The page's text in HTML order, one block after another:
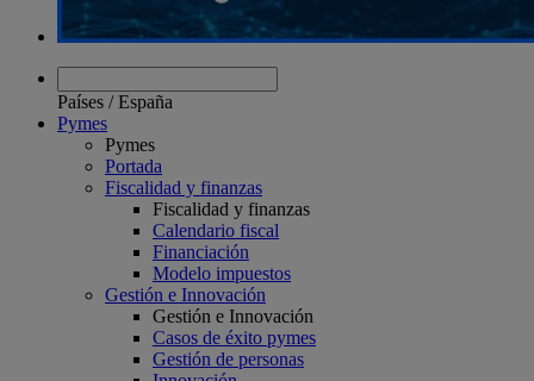
Países /España
Pymes
Pymes
Portada
Fiscalidad y finanzas
Fiscalidad y finanzas
Calendario fiscal
Financiación
Modelo impuestos
Gestión e Innovación
Gestión e Innovación
Casos de éxito pymes
Gestión de personas